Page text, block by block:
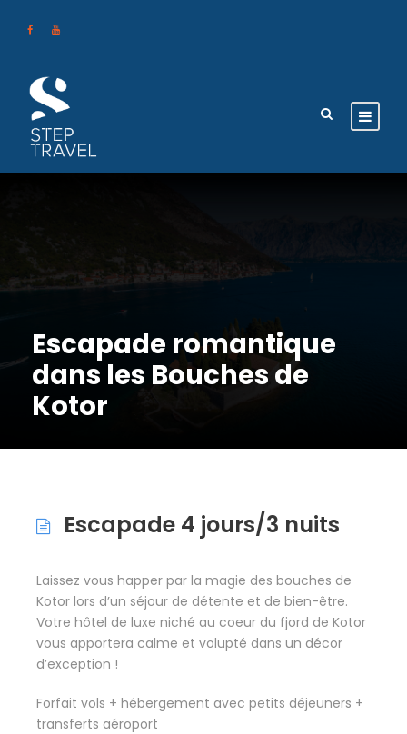
Escapade romantique
dans les Bouches de
Kotor
Escapade 4 jours/3 nuits
Laissez vous happer par la magie des bouches de
Kotor lors d’un séjour de détente et de bien-être.
Votre hôtel de luxe niché au coeur du fjord de Kotor
vous apportera calme et volupté dans un décor
d’exception !
Forfait vols + hébergement avec petits déjeuners +
transferts aéroport